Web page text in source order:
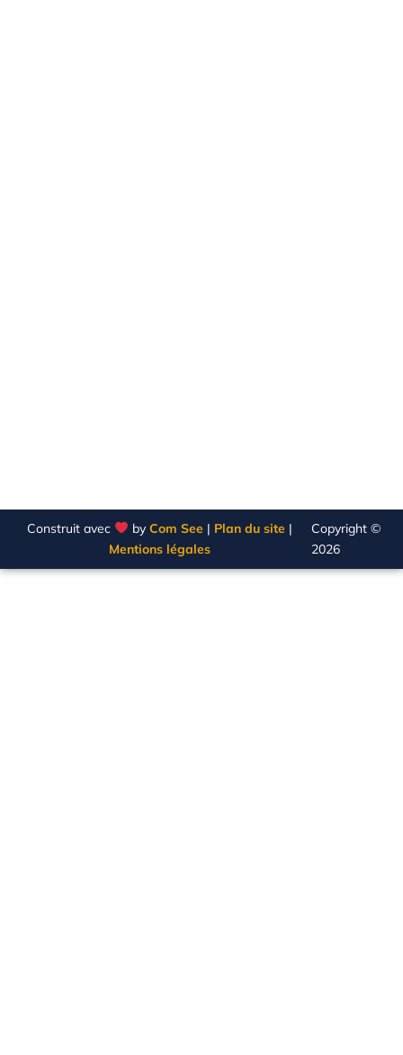
Copyright ©
2026
Construit avec byCom See | Plan du site |
Mentions légales